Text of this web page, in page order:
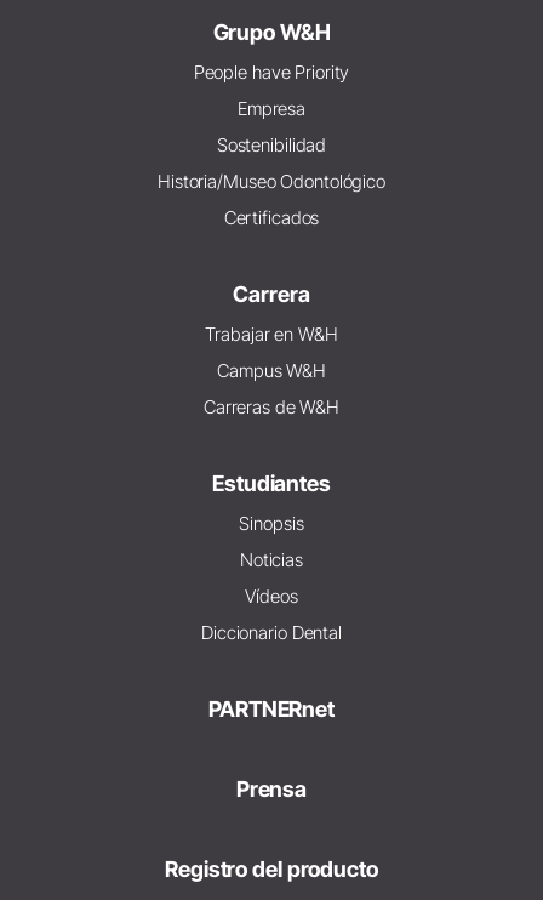
Grupo W&H
People have Priority
Empresa
Sostenibilidad
Historia/Museo Odontológico
Certificados
Carrera
Trabajar en W&H
Campus W&H
Carreras de W&H
Estudiantes
Sinopsis
Noticias
Vídeos
Diccionario Dental
PARTNERnet
Prensa
Registro del producto